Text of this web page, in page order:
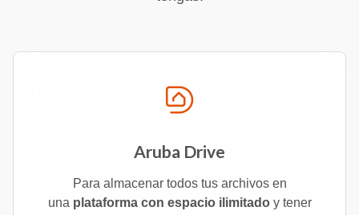
Aruba Drive
Para almacenar todos tus archivos en
una plataforma con espacio ilimitado y tener